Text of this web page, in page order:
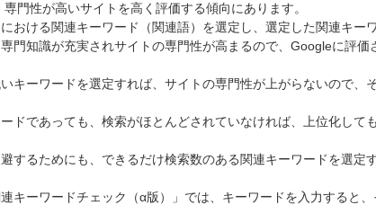
門性が高いサイトを高く評価する傾向にあります。
おける関連キーワード（関連語）を選定し、選定した関連キ
門知識が充実されサイトの専門性が高まるので、Googleに評
キーワードを選定すれば、サイトの専門性が上がらないので、
ドであっても、検索がほとんどされていなければ、上位化して
するためにも、できるだけ検索数のある関連キーワードを選定
キーワードチェック（α版）」では、キーワードを入力すると